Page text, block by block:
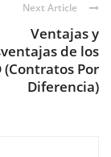
Next Article
Ventajas y
de los
(Contratos Por
Diferencia)